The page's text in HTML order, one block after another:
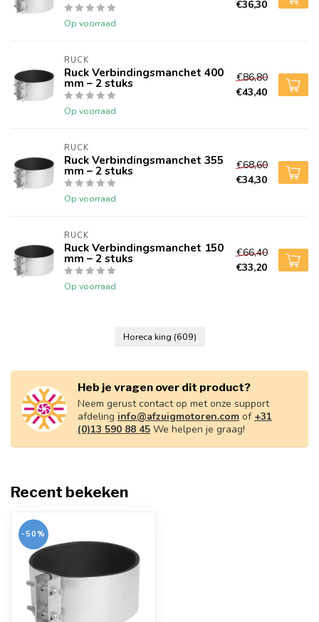
Op voorraad
€36,30
RUCK
Ruck Verbindingsmanchet 400
mm – 2 stuks
Op voorraad
€86,80
€43,40
RUCK
Ruck Verbindingsmanchet 355
mm – 2 stuks
Op voorraad
€68,60
€34,30
RUCK
Ruck Verbindingsmanchet 150
mm – 2 stuks
Op voorraad
€66,40
€33,20
Horeca king (609)
Heb je vragen over dit product?
Neem gerust contact op met onze support
afdeling info@afzuigmotoren.com of +31
(0)13 590 88 45 We helpen je graag!
Recent bekeken
-50%